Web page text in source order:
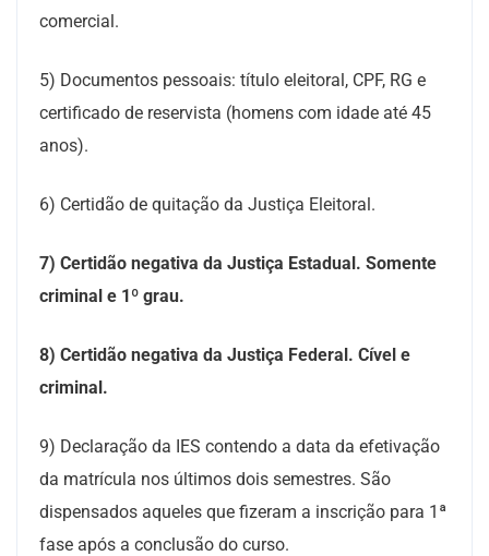
comercial.
5) Documentos pessoais: título eleitoral, CPF, RG e
certificado de reservista (homens com idade até 45
anos).
6) Certidão de quitação da Justiça Eleitoral.
7) Certidão negativa da Justiça Estadual. Somente
criminal e 1º grau.
8) Certidão negativa da Justiça Federal. Cível e
criminal.
9) Declaração da IES contendo a data da efetivação
da matrícula nos últimos dois semestres. São
dispensados aqueles que fizeram a inscrição para 1ª
fase após a conclusão do curso.